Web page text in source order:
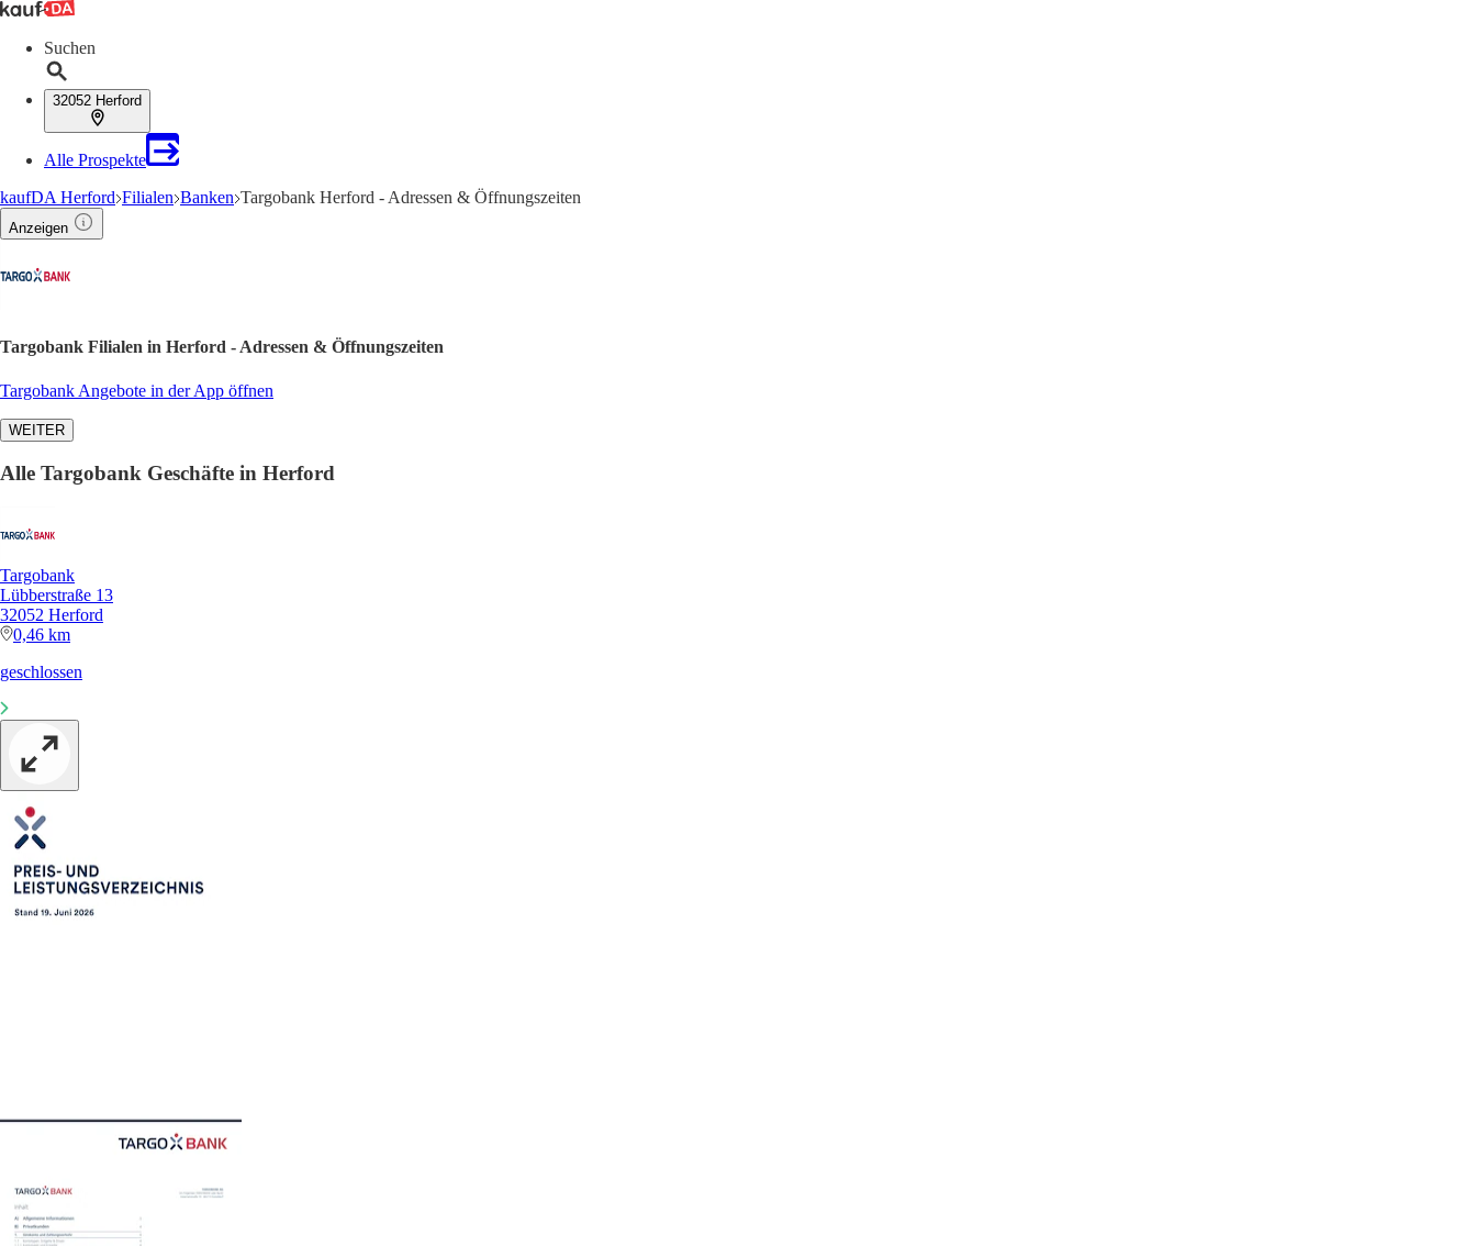
Suchen
32052 Herford
Alle Prospekte
kaufDA Herford Filialen Banken Targobank Herford - Adressen & Öffnungszeiten
Anzeigen
Targobank Filialen in Herford - Adressen & Öffnungszeiten
Targobank Angebote in der App öffnen
WEITER
Alle Targobank Geschäfte in Herford
Targobank
Lübberstraße 13
32052 Herford
0,46 km
geschlossen